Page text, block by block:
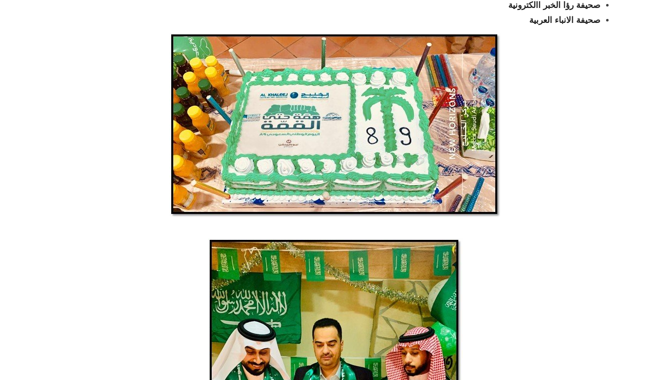
صحيفة رؤا الخبر االكترونية
صحيفة الانباء العربية